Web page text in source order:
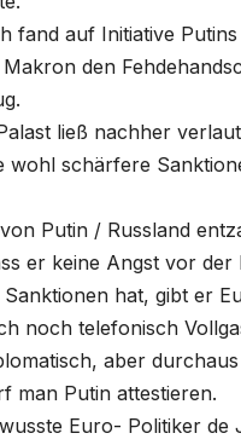
fand auf Initiative
den
ließ nachher
wohl schärfere
Putin / Russland
er keine Angst vor der
hat, gibt er
noch telefonisch
aber durchaus
man Putin attestieren.
Euro- Politiker de